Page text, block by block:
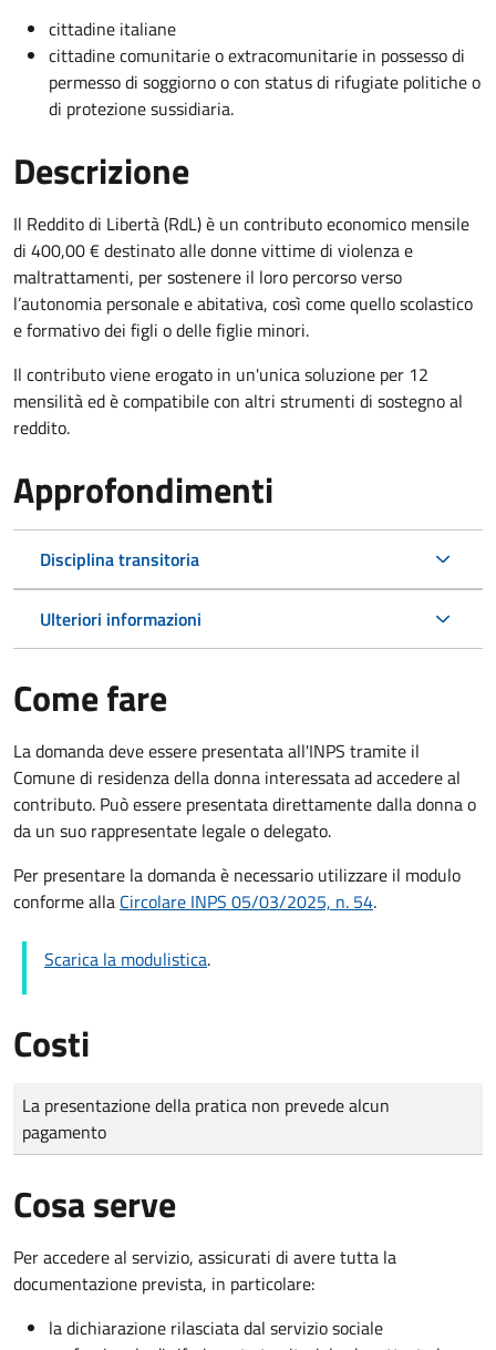
cittadine italiane
cittadine comunitarie o extracomunitarie in possesso di
permesso di soggiorno o con status di rifugiate politiche o
di protezione sussidiaria.
Descrizione
Il Reddito di Libertà (RdL) è un contributo economico mensile
di 400,00 € destinato alle donne vittime di violenza e
maltrattamenti, per sostenere il loro percorso verso
l’autonomia personale e abitativa, così come quello scolastico
e formativo dei figli o delle figlie minori.
Il contributo viene erogato in un'unica soluzione per 12
mensilità ed è compatibile con altri strumenti di sostegno al
reddito.
Approfondimenti
Disciplina transitoria
Ulteriori informazioni
Come fare
La domanda deve essere presentata all'INPS tramite il
Comune di residenza della donna interessata ad accedere al
contributo. Può essere presentata direttamente dalla donna o
da un suo rappresentate legale o delegato.
Per presentare la domanda è necessario utilizzare il modulo
conforme alla Circolare INPS 05/03/2025, n. 54.
Scarica la modulistica.
Costi
Tipo di pagamento
Importo
La presentazione della pratica non prevede alcun
pagamento
Cosa serve
Per accedere al servizio, assicurati di avere tutta la
documentazione prevista, in particolare:
la dichiarazione rilasciata dal servizio sociale